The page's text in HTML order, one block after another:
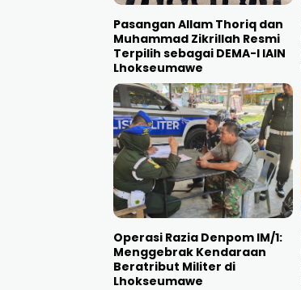
Pasangan Allam Thoriq dan
Muhammad Zikrillah Resmi
Terpilih sebagai DEMA-I IAIN
Lhokseumawe
Operasi Razia Denpom IM/1:
Menggebrak Kendaraan
Beratribut Militer di
Lhokseumawe